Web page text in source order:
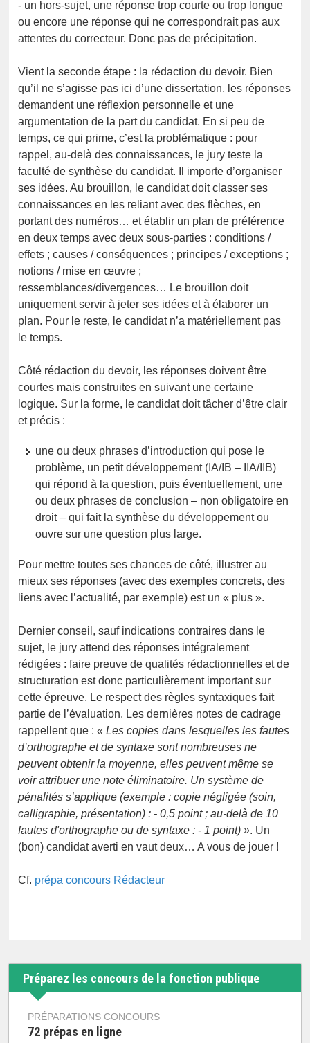
- un hors-sujet, une réponse trop courte ou trop longue
ou encore une réponse qui ne correspondrait pas aux
attentes du correcteur. Donc pas de précipitation.
Vient la seconde étape : la rédaction du devoir. Bien
qu’il ne s’agisse pas ici d’une dissertation, les réponses
demandent une réflexion personnelle et une
argumentation de la part du candidat. En si peu de
temps, ce qui prime, c’est la problématique : pour
rappel, au-delà des connaissances, le jury teste la
faculté de synthèse du candidat. Il importe d’organiser
ses idées. Au brouillon, le candidat doit classer ses
connaissances en les reliant avec des flèches, en
portant des numéros… et établir un plan de préférence
en deux temps avec deux sous-parties : conditions /
effets ; causes / conséquences ; principes / exceptions ;
notions / mise en œuvre ;
ressemblances/divergences… Le brouillon doit
uniquement servir à jeter ses idées et à élaborer un
plan. Pour le reste, le candidat n’a matériellement pas
le temps.
Côté rédaction du devoir, les réponses doivent être
courtes mais construites en suivant une certaine
logique. Sur la forme, le candidat doit tâcher d’être clair
et précis :
une ou deux phrases d’introduction qui pose le
problème, un petit développement (IA/IB – IIA/IIB)
qui répond à la question, puis éventuellement, une
ou deux phrases de conclusion – non obligatoire en
droit – qui fait la synthèse du développement ou
ouvre sur une question plus large.
Pour mettre toutes ses chances de côté, illustrer au
mieux ses réponses (avec des exemples concrets, des
liens avec l’actualité, par exemple) est un « plus ».
Dernier conseil, sauf indications contraires dans le
sujet, le jury attend des réponses intégralement
rédigées : faire preuve de qualités rédactionnelles et de
structuration est donc particulièrement important sur
cette épreuve. Le respect des règles syntaxiques fait
partie de l’évaluation. Les dernières notes de cadrage
rappellent que :« Les copies dans lesquelles les fautes
d’orthographe et de syntaxe sont nombreuses ne
peuvent obtenir la moyenne, elles peuvent même se
voir attribuer une note éliminatoire. Un système de
pénalités s’applique (exemple : copie négligée (soin,
calligraphie, présentation) : - 0,5 point ; au-delà de 10
fautes d'orthographe ou de syntaxe : - 1 point) ». Un
(bon) candidat averti en vaut deux… A vous de jouer !
Cf. prépa concours Rédacteur
Préparez les concours de la fonction publique
PRÉPARATIONS CONCOURS
72 prépas en ligne